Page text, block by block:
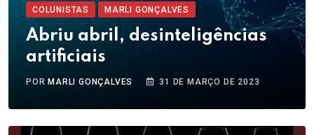
COLUNISTAS MARLI GONÇALVES
Abriu abril, desinteligências
artificiais
POR MARLI GONÇALVES 31 DE MARÇO DE 2023